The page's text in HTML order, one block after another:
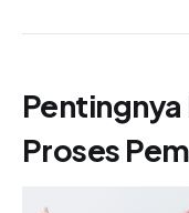
Proses